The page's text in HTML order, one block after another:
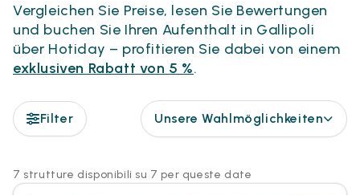
Vergleichen Sie Preise, lesen Sie Bewertungen
und buchen Sie Ihren Aufenthalt in Gallipoli
über Hotiday – profitieren Sie dabei von einem
exklusiven Rabatt von 5 %.
Filter Unsere Wahlmöglichkeiten
7 strutture disponibili su 7 per queste date